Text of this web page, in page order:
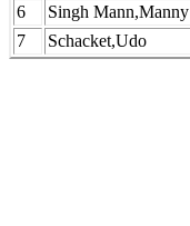
6
Singh Mann,Manny
7
Schacket,Udo